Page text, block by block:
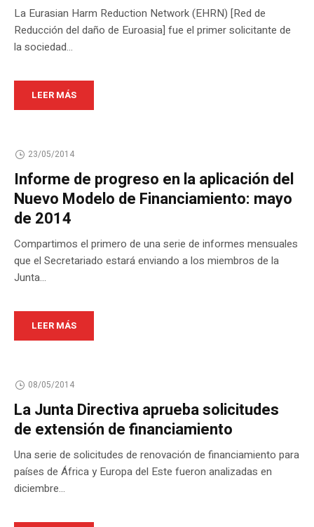
La Eurasian Harm Reduction Network (EHRN) [Red de
Reducción del daño de Euroasia] fue el primer solicitante de
la sociedad...
LEER MÁS
23/05/2014
Informe de progreso en la aplicación del
Nuevo Modelo de Financiamiento: mayo
de 2014
Compartimos el primero de una serie de informes mensuales
que el Secretariado estará enviando a los miembros de la
Junta...
LEER MÁS
08/05/2014
La Junta Directiva aprueba solicitudes
de extensión de financiamiento
Una serie de solicitudes de renovación de financiamiento para
países de África y Europa del Este fueron analizadas en
diciembre...